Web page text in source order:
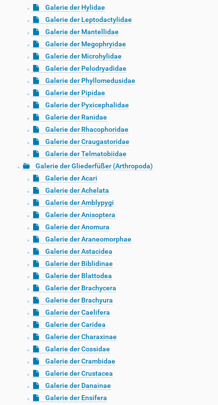
Galerie der Hylidae
Galerie der Leptodactylidae
Galerie der Mantellidae
Galerie der Megophryidae
Galerie der Microhylidae
Galerie der Pelodryadidae
Galerie der Phyllomedusidae
Galerie der Pipidae
Galerie der Pyxicephalidae
Galerie der Ranidae
Galerie der Rhacophoridae
Galerie der Craugastoridae
Galerie der Telmatobiidae
Galerie der Gliederfüßer (Arthropoda)
Galerie der Acari
Galerie der Achelata
Galerie der Amblypygi
Galerie der Anisoptera
Galerie der Anomura
Galerie der Araneomorphae
Galerie der Astacidea
Galerie der Biblidinae
Galerie der Blattodea
Galerie der Brachycera
Galerie der Brachyura
Galerie der Caelifera
Galerie der Caridea
Galerie der Charaxinae
Galerie der Cossidae
Galerie der Crambidae
Galerie der Crustacea
Galerie der Danainae
Galerie der Ensifera